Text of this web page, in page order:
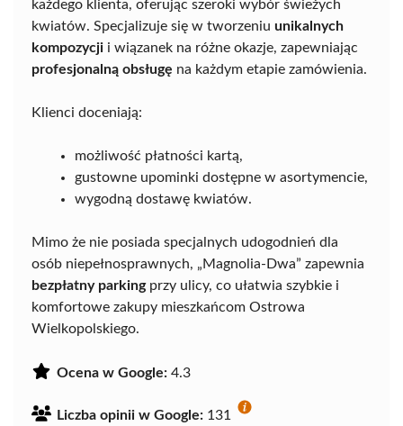
każdego klienta, oferując szeroki wybór świeżych
kwiatów. Specjalizuje się w tworzeniu unikalnych
kompozycji i wiązanek na różne okazje, zapewniając
profesjonalną obsługę na każdym etapie zamówienia.
Klienci doceniają:
możliwość płatności kartą,
gustowne upominki dostępne w asortymencie,
wygodną dostawę kwiatów.
Mimo że nie posiada specjalnych udogodnień dla
osób niepełnosprawnych, „Magnolia-Dwa” zapewnia
bezpłatny parkingprzy ulicy, co ułatwia szybkie i
komfortowe zakupy mieszkańcom Ostrowa
Wielkopolskiego.
Ocena w Google: 4.3
Liczba opinii w Google: 131